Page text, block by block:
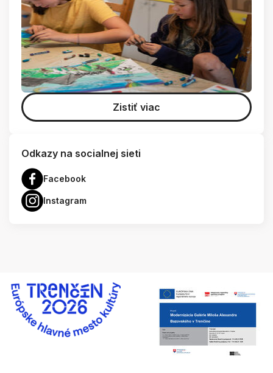
Zistiť viac
Odkazy na socialnej sieti
Facebook
Instagram